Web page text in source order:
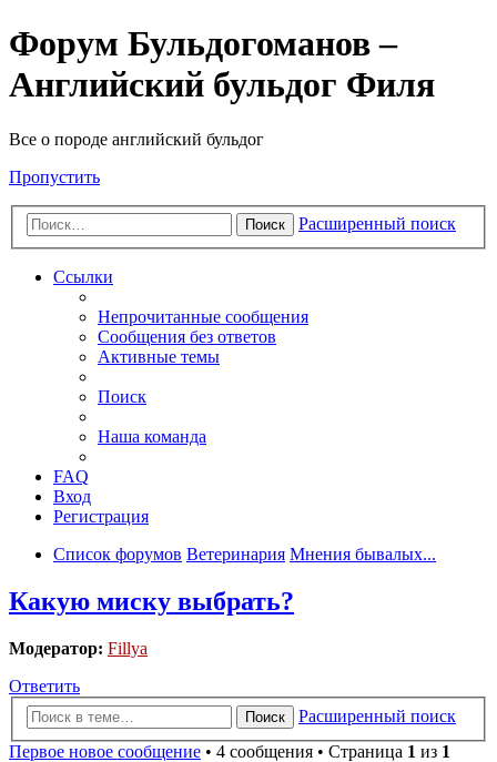
Форум Бульдогоманов –
Английский бульдог Филя
Все о породе английский бульдог
Пропустить
Поиск Расширенный поиск
Ссылки
Непрочитанные сообщения
Сообщения без ответов
Активные темы
Поиск
Наша команда
FAQ
Вход
Регистрация
Список форумов Ветеринария Мнения бывалых...
Какую миску выбрать?
Модератор: Fillya
Ответить
Поиск
Расширенный поиск
Первое новое сообщение • 4 сообщения • Страница 1 из 1